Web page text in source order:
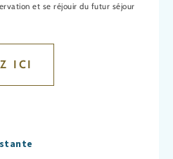
et se réjouir du futur séjour
ICI